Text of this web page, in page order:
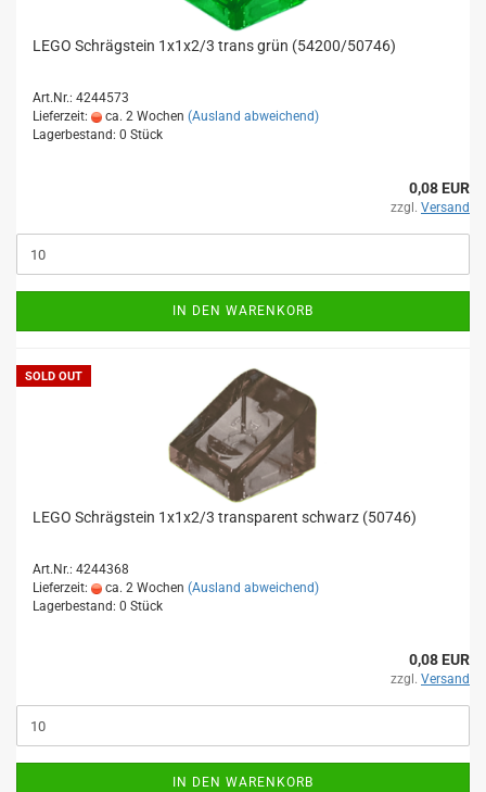
LEGO Schrägstein 1x1x2/3 trans grün (54200/50746)
Art.Nr.: 4244573
Lieferzeit:
ca. 2 Wochen (Ausland abweichend)
Lagerbestand: 0 Stück
0,08 EUR
zzgl. Versand
IN DEN WARENKORB
SOLD OUT
LEGO Schrägstein 1x1x2/3 transparent schwarz (50746)
Art.Nr.: 4244368
Lieferzeit:
ca. 2 Wochen (Ausland abweichend)
Lagerbestand: 0 Stück
0,08 EUR
zzgl. Versand
IN DEN WARENKORB